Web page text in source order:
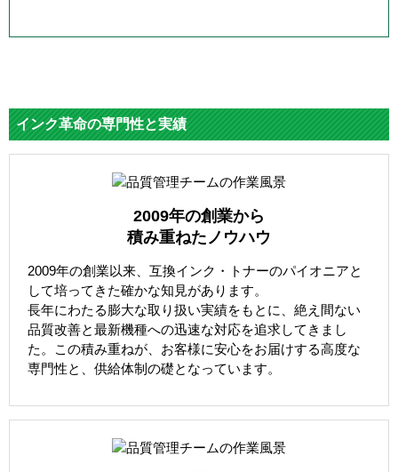
インク革命の専門性と実績
2009年の創業から
積み重ねたノウハウ
2009年の創業以来、互換インク・トナーのパイオニアと
して培ってきた確かな知見があります。
長年にわたる膨大な取り扱い実績をもとに、絶え間ない
品質改善と最新機種への迅速な対応を追求してきまし
た。この積み重ねが、お客様に安心をお届けする高度な
専門性と、供給体制の礎となっています。